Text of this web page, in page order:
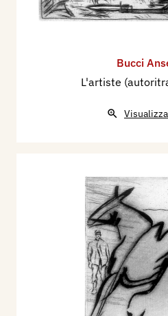
Bucci
L'artiste